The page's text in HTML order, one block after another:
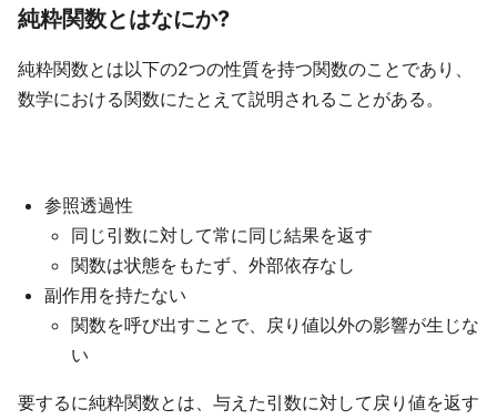
純粋関数とはなにか?
純粋関数とは以下の2つの性質を持つ関数のことであり、
数学における関数にたとえて説明されることがある。
参照透過性
同じ引数に対して常に同じ結果を返す
関数は状態をもたず、外部依存なし
副作用を持たない
関数を呼び出すことで、戻り値以外の影響が生じな
い
要するに純粋関数とは、与えた引数に対して戻り値を返す